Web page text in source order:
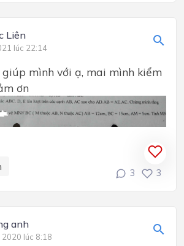
Liên
lúc 22:14
mình với ạ, mai mình kiểm
ơn
3 3
anh
lúc 8:18